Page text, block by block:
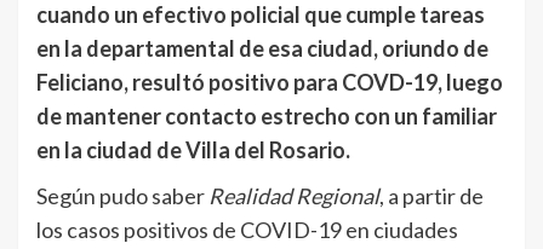
cuando un efectivo policial que cumple tareas
en la departamental de esa ciudad, oriundo de
Feliciano, resultó positivo para COVD-19, luego
de mantener contacto estrecho con un familiar
en la ciudad de Villa del Rosario.
Según pudo saberRealidad Regional, a partir de
los casos positivos de COVID-19 en ciudades